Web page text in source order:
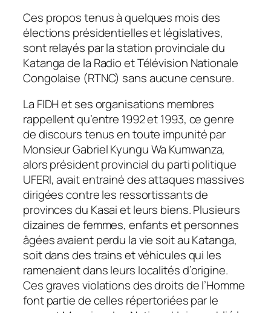
Ces propos tenus à quelques mois des
élections présidentielles et législatives,
sont relayés par la station provinciale du
Katanga de la Radio et Télévision Nationale
Congolaise (RTNC) sans aucune censure.
La FIDH et ses organisations membres
rappellent qu’entre 1992 et 1993, ce genre
de discours tenus en toute impunité par
Monsieur Gabriel Kyungu Wa Kumwanza,
alors président provincial du parti politique
UFERI, avait entrainé des attaques massives
dirigées contre les ressortissants de
provinces du Kasai et leurs biens. Plusieurs
dizaines de femmes, enfants et personnes
âgées avaient perdu la vie soit au Katanga,
soit dans des trains et véhicules qui les
ramenaient dans leurs localités d’origine.
Ces graves violations des droits de l’Homme
font partie de celles répertoriées par le